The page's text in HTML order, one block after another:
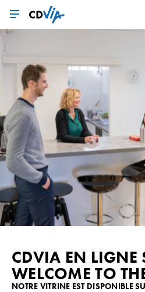
contenu
principal
NOTRE VITRINE EST DISPONIBLE
CDVIA EN LIGNE
WELCOME TO